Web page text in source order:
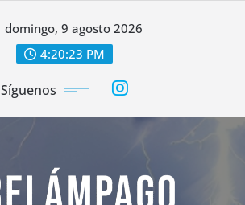
domingo, 9 agosto 2026
4:20:25 PM
Síguenos